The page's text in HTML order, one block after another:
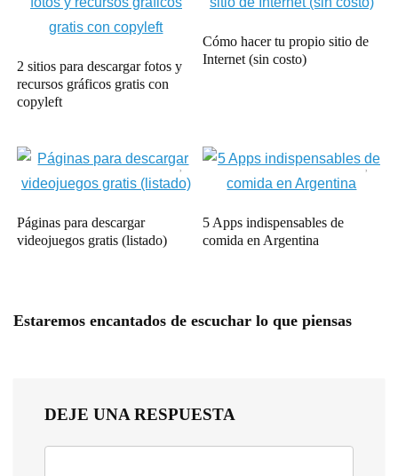
2 sitios para descargar fotos y
recursos gráficos gratis con
copyleft
Cómo hacer tu propio sitio de
Internet (sin costo)
Páginas para descargar
videojuegos gratis (listado)
5 Apps indispensables de
comida en Argentina
Estaremos encantados de escuchar lo que piensas
DEJE UNA RESPUESTA